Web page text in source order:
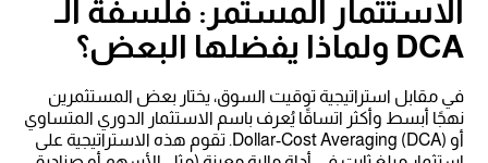
الاستثمار المستمر: فلسفة الـ
DCA ولماذا يفضلها البعض؟
في مقابل استراتيجية توقيت السوق، يختار بعض المستثمرين
نهجًا أبسط وأكثر اتساقًا يُعرف باسم الاستثمار الدوري المتساوي
أو Dollar-Cost Averaging (DCA). تقوم هذه الاستراتيجية على